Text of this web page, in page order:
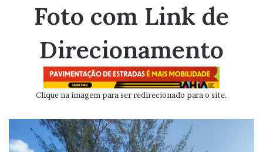
mail
Foto com Link de
Direcionamento
Clique na imagem para ser redirecionado para o site.